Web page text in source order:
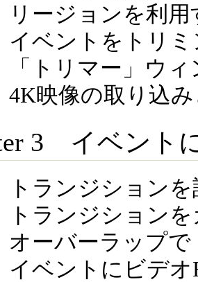
ージョンを利用
ベントをトリミ
トリマー」ウィ
映像の取り込み
3 イベント
ランジションを
ランジションを
ーバーラップで
ベントにビデオ